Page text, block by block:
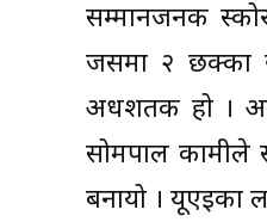
सम्मानजनक
जसमा २ छक्का र
अर्धशतक हो ।
सोमपाल कामीले
बनायो । यूएईका